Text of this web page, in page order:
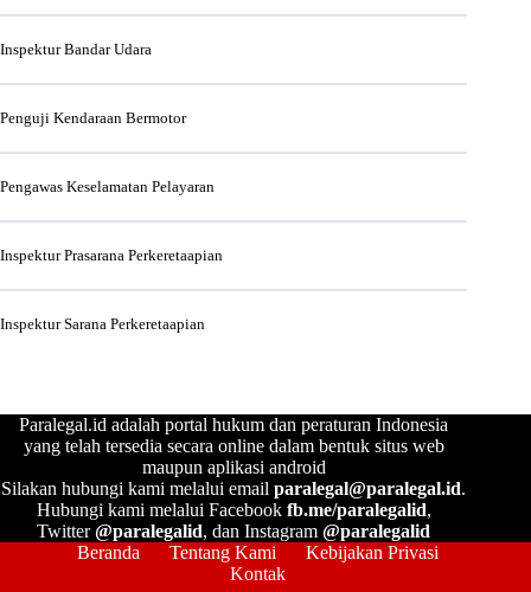
Inspektur Bandar Udara
Penguji Kendaraan Bermotor
Pengawas Keselamatan Pelayaran
Inspektur Prasarana Perkeretaapian
Inspektur Sarana Perkeretaapian
Paralegal.id adalah portal hukum dan peraturan Indonesia
yang telah tersedia secara online dalam bentuk situs web
maupun aplikasi android
Silakan hubungi kami melalui emailparalegal@paralegal.id.
Hubungi kami melalui Facebook fb.me/paralegalid,
Twitter@paralegalid, dan Instagram@paralegalid
Beranda
Tentang Kami
Kebijakan Privasi
Kontak